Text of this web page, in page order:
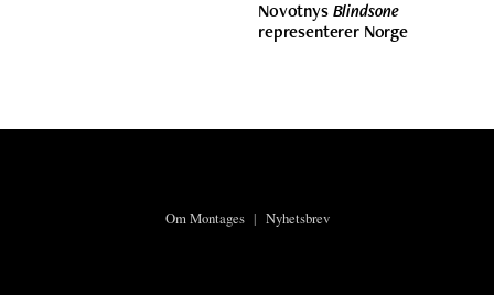
NovotnysBlindsone
representerer Norge
Om Montages| Nyhetsbrev